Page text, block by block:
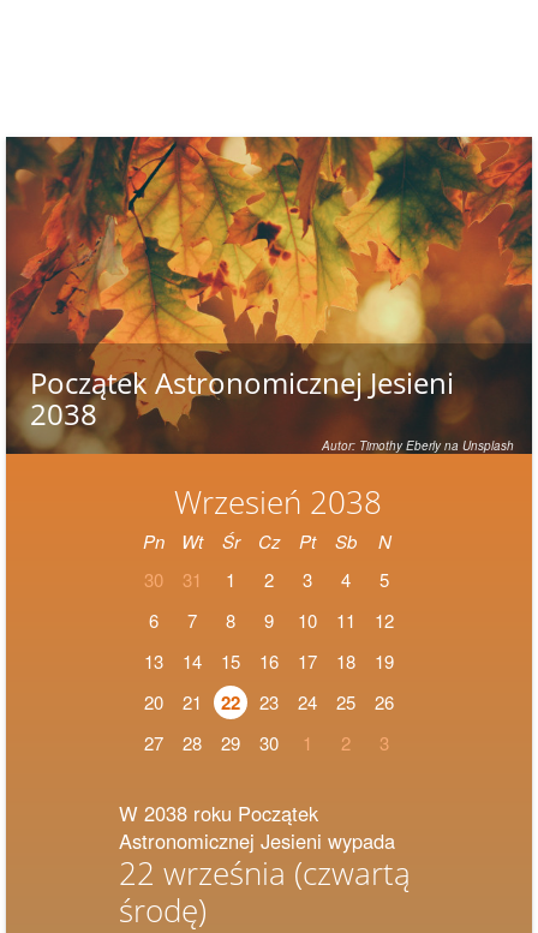
Wrzesień 2038
Pn Wt Śr Cz Pt Sb
N
30
31 1 2 3 4
5
6
7 8 9 10 11
12
13
14 15 16 17 18
19
20
21 22 23 24 25
26
27
28 29 30 1 2 3
W 2038 roku Początek
Astronomicznej Jesieni wypada
22 września (czwartą
środę)
Początek Astronomicznej Jesieni
2038
Autor: Timothy Eberly na Unsplash